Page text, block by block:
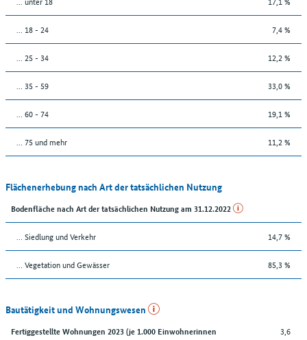
... 18 - 24 7,4 %
... 25 - 34 12,2 %
... 35 - 59 33,0 %
... 60 - 74 19,1 %
... 75 und mehr 11,2 %
Flächenerhebung nach Art der tatsächlichen Nutzung
Bodenfläche nach Art der tatsächlichen Nutzung am 31.12.2022
… Siedlung und Verkehr 14,7 %
… Vegetation und Gewässer 85,3 %
Bautätigkeit und Wohnungswesen
Fertiggestellte Wohnungen 2023 (je 1.000 Einwohnerinnen
3,6